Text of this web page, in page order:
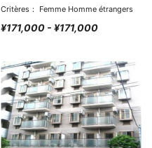
Critères： Femme Homme étrangers
¥171,000 - ¥171,000